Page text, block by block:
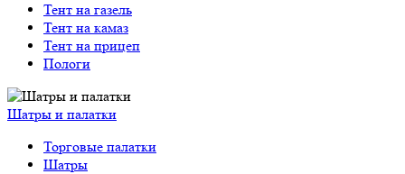
Тент на газель
Тент на камаз
Тент на прицеп
Пологи
Шатры и палатки
Торговые палатки
Шатры